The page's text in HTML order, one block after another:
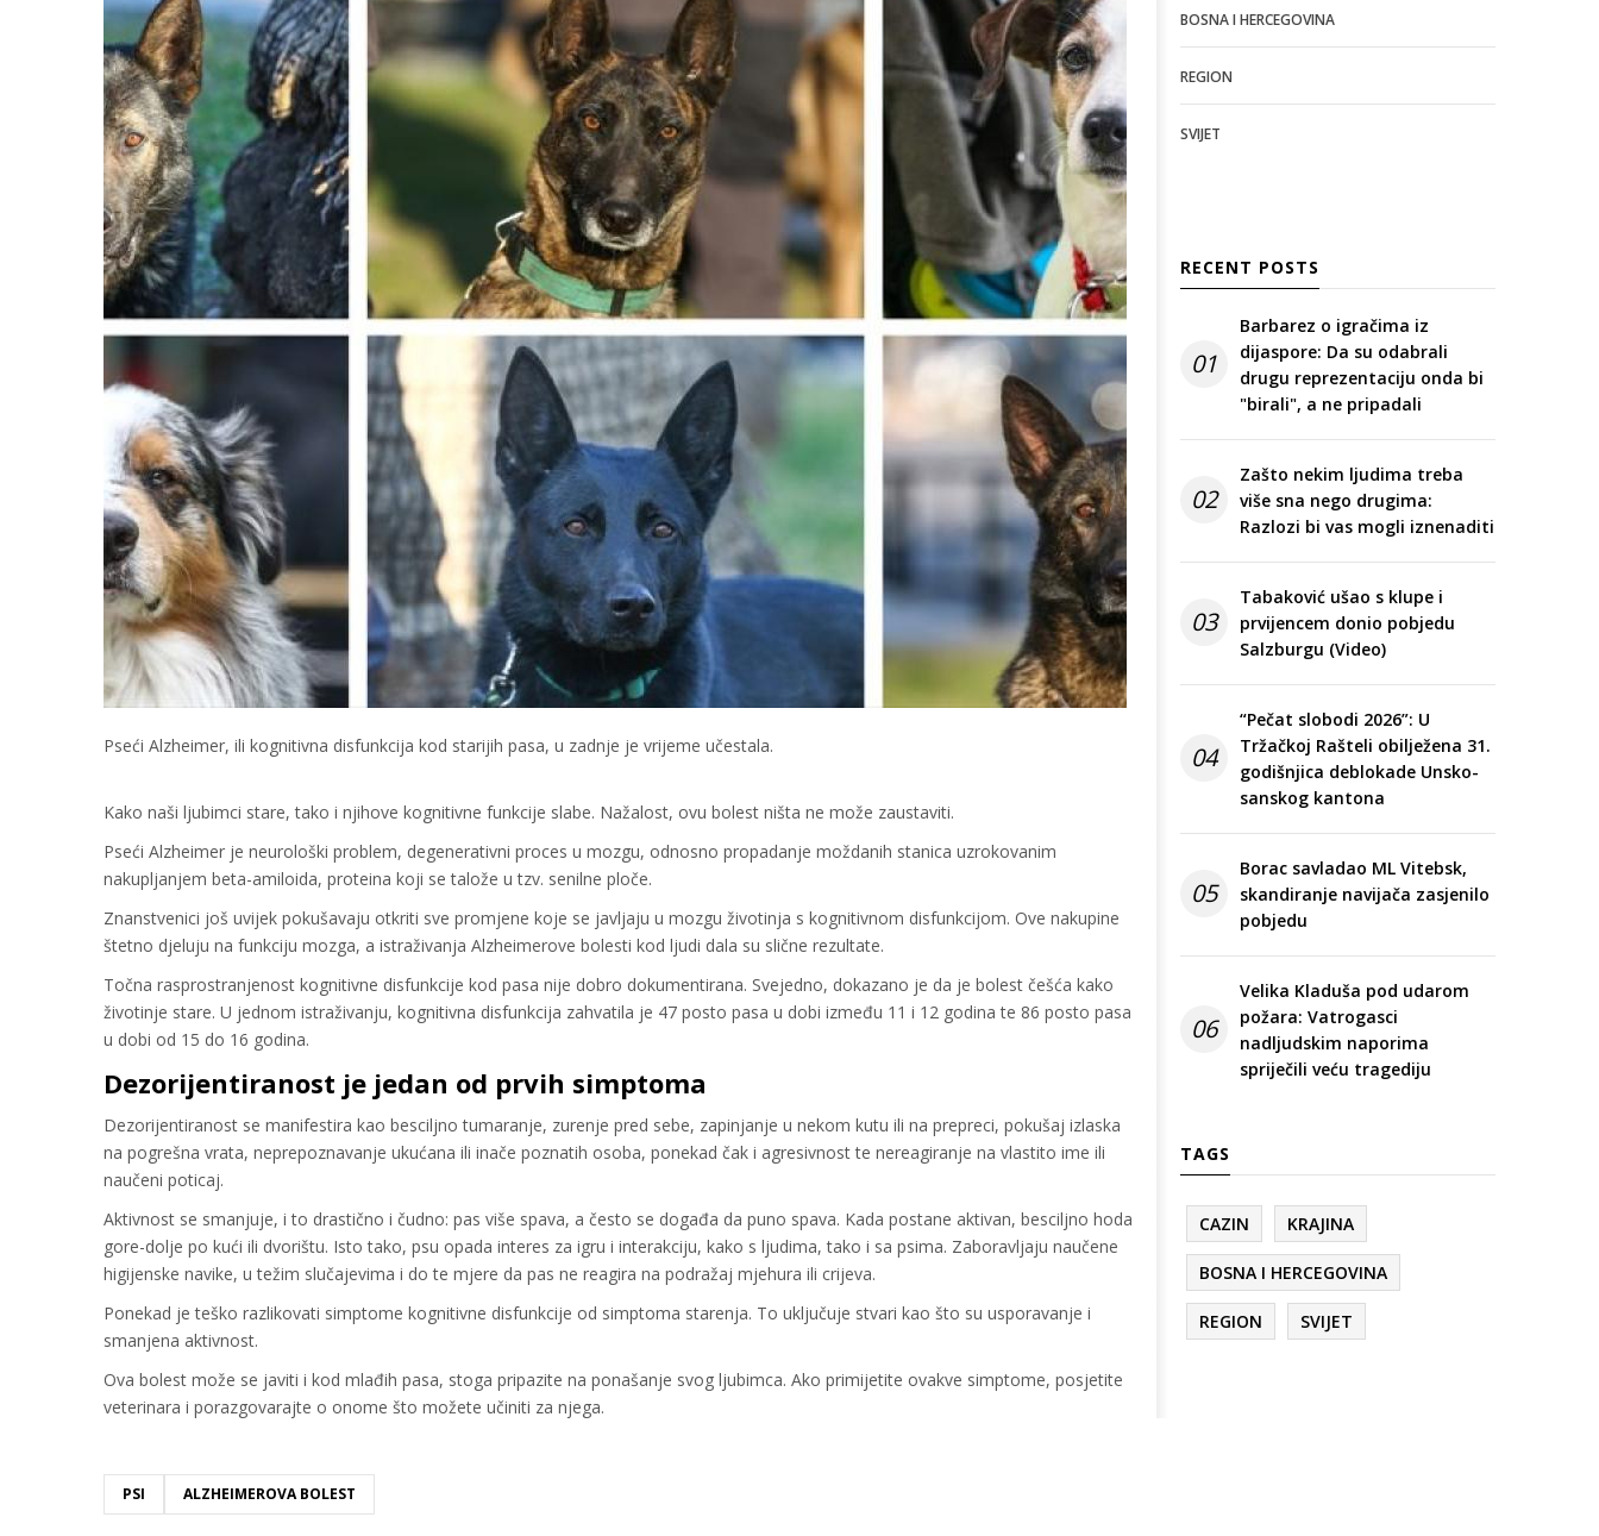
Pseći Alzheimer, ili kognitivna disfunkcija kod starijih pasa, u zadnje je vrijeme učestala.
Kako naši ljubimci stare, tako i njihove kognitivne funkcije slabe. Nažalost, ovu bolest ništa ne može zaustaviti.
Pseći Alzheimer je neurološki problem, degenerativni proces u mozgu, odnosno propadanje moždanih stanica uzrokovanim
nakupljanjem beta-amiloida, proteina koji se talože u tzv. senilne ploče.
Znanstvenici još uvijek pokušavaju otkriti sve promjene koje se javljaju u mozgu životinja s kognitivnom disfunkcijom. Ove nakupine
štetno djeluju na funkciju mozga, a istraživanja Alzheimerove bolesti kod ljudi dala su slične rezultate.
Točna rasprostranjenost kognitivne disfunkcije kod pasa nije dobro dokumentirana. Svejedno, dokazano je da je bolest češća kako
životinje stare. U jednom istraživanju, kognitivna disfunkcija zahvatila je 47 posto pasa u dobi između 11 i 12 godina te 86 posto pasa
u dobi od 15 do 16 godina.
Dezorijentiranost je jedan od prvih simptoma
Dezorijentiranost se manifestira kao besciljno tumaranje, zurenje pred sebe, zapinjanje u nekom kutu ili na prepreci, pokušaj izlaska
na pogrešna vrata, neprepoznavanje ukućana ili inače poznatih osoba, ponekad čak i agresivnost te nereagiranje na vlastito ime ili
naučeni poticaj.
Aktivnost se smanjuje, i to drastično i čudno: pas više spava, a često se događa da puno spava. Kada postane aktivan, besciljno hoda
gore-dolje po kući ili dvorištu. Isto tako, psu opada interes za igru i interakciju, kako s ljudima, tako i sa psima. Zaboravljaju naučene
higijenske navike, u težim slučajevima i do te mjere da pas ne reagira na podražaj mjehura ili crijeva.
Ponekad je teško razlikovati simptome kognitivne disfunkcije od simptoma starenja. To uključuje stvari kao što su usporavanje i
smanjena aktivnost.
Ova bolest može se javiti i kod mlađih pasa, stoga pripazite na ponašanje svog ljubimca. Ako primijetite ovakve simptome, posjetite
veterinara i porazgovarajte o onome što možete učiniti za njega.
PSI ALZHEIMEROVA BOLEST
BOSNA I HERCEGOVINA
REGION
SVIJET
RECENT POSTS
01
Barbarez o igračima iz
dijaspore: Da su odabrali
drugu reprezentaciju onda bi
"birali", a ne pripadali
02
Zašto nekim ljudima treba
više sna nego drugima:
Razlozi bi vas mogli iznenaditi
03
Tabaković ušao s klupe i
prvijencem donio pobjedu
Salzburgu (Video)
04
“Pečat slobodi 2026”: U
Tržačkoj Rašteli obilježena 31.
godišnjica deblokade Unsko-
sanskog kantona
05
Borac savladao ML Vitebsk,
skandiranje navijača zasjenilo
pobjedu
06
Velika Kladuša pod udarom
požara: Vatrogasci
nadljudskim naporima
spriječili veću tragediju
TAGS
CAZIN KRAJINA
BOSNA I HERCEGOVINA
REGION SVIJET